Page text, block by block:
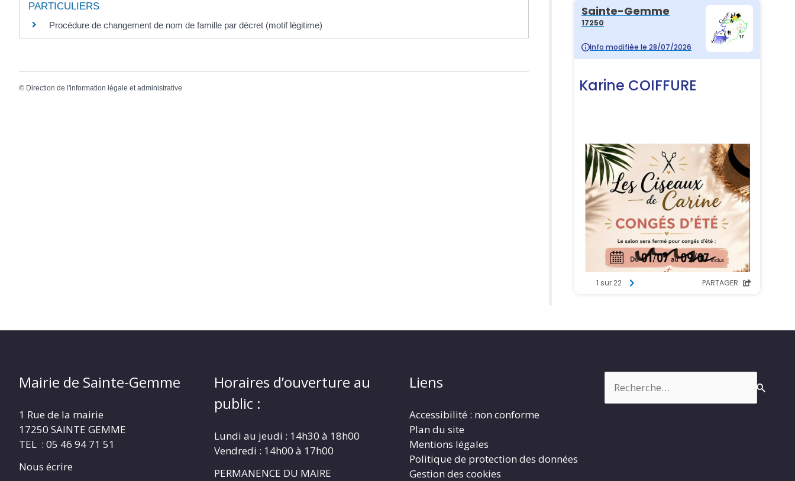
PARTICULIERS
Procédure de changement de nom de famille par décret (motif légitime)
© Direction de l'information légale et administrative
Mairie de Sainte-Gemme
1 Rue de la mairie
17250 SAINTE GEMME
TEL : 05 46 94 71 51
Nous écrire
Horaires d’ouverture au
public :
Lundi au jeudi : 14h30 à 18h00
Vendredi : 14h00 à 17h00
PERMANENCE DU MAIRE
Liens
Accessibilité : non conforme
Plan du site
Mentions légales
Politique de protection des données
Gestion des cookies